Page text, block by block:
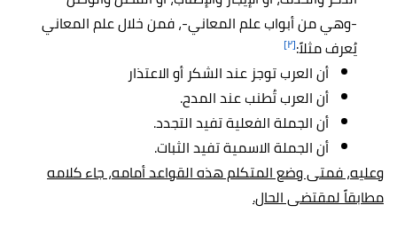
-وهي من أبواب علم المعاني-، فمن خلال علم المعاني
يُعرف مثلاً:[٢]
أن العرب توجز عند الشكر أو الاعتذار
أن العرب تُطنب عند المدح.
أن الجملة الفعلية تفيد التجدد.
أن الجملة الاسمية تفيد الثبات.
وعليه، فمتى وضع المتكلم هذه القواعد أمامه، جاء كلامه
مطابقاً لمقتضى الحال.